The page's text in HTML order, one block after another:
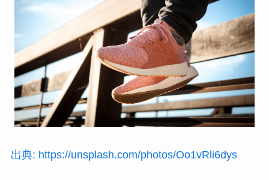
出典: https://unsplash.com/photos/Oo1vRli6dys